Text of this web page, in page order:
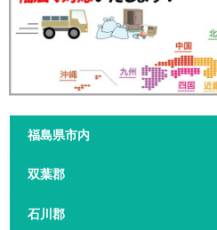
福島県市内
双葉郡
石川郡